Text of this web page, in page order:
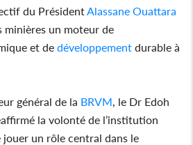
du Président Alassane Ouattara
minières un moteur de
et de développement durable à
général de la BRVM , le Dr Edoh
la volonté de l’institution
un rôle central dans le